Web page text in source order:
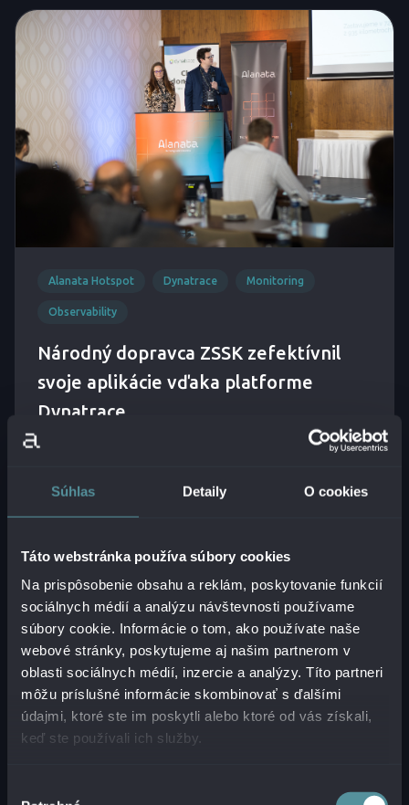
Súhlas Detaily O cookies
Táto webstránka používa súbory cookies
Na prispôsobenie obsahu a reklám, poskytovanie funkcií
sociálnych médií a analýzu návštevnosti používame
súbory cookie. Informácie o tom, ako používate naše
webové stránky, poskytujeme aj našim partnerom v
oblasti sociálnych médií, inzercie a analýzy. Títo partneri
môžu príslušné informácie skombinovať s ďalšími
údajmi, ktoré ste im poskytli alebo ktoré od vás získali,
keď ste používali ich služby.
Alanata Hotspot Dynatrace Monitoring
Observability
Národný dopravca ZSSK zefektívnil
svoje aplikácie vďaka platforme
Dynatrace
JÚLIUS LOMAN
TECHNICKÝ KONZULTANT
Monitorovanie